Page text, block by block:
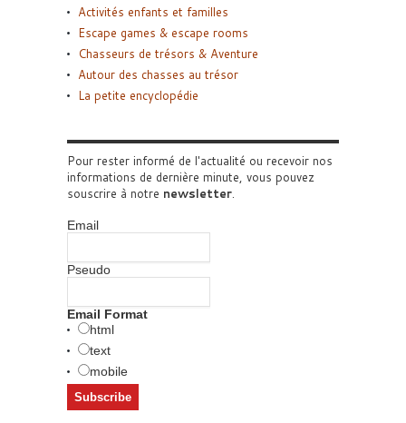
Activités enfants et familles
Escape games & escape rooms
Chasseurs de trésors & Aventure
Autour des chasses au trésor
La petite encyclopédie
Pour rester informé de l'actualité ou recevoir nos
informations de dernière minute, vous pouvez
souscrire à notre newsletter
Email
Pseudo
Email Format
html
text
mobile